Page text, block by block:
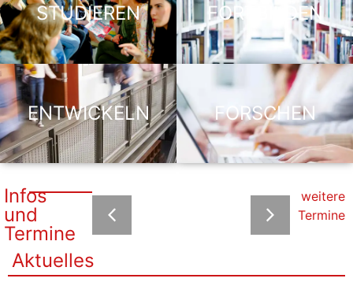
STUDIEREN FORTBILDEN
ENTWICKELN FORSCHEN
Infos
und
Termine
weitere
Termine
Aktuelles